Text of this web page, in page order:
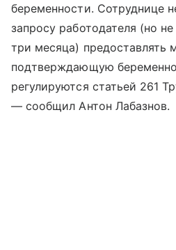
беременности. Сотруднице
запросу работодателя (но
три месяца) предоставлять
подтверждающую
регулируются статьей 261
— сообщил Антон Лабазнов.